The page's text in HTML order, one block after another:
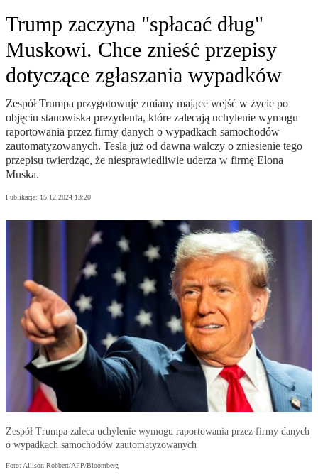
Trump zaczyna "spłacać dług"
Muskowi. Chce znieść przepisy
dotyczące zgłaszania wypadków
Zespół Trumpa przygotowuje zmiany mające wejść w życie po
objęciu stanowiska prezydenta, które zalecają uchylenie wymogu
raportowania przez firmy danych o wypadkach samochodów
zautomatyzowanych. Tesla już od dawna walczy o zniesienie tego
przepisu twierdząc, że niesprawiedliwie uderza w firmę Elona
Muska.
Publikacja: 15.12.2024 13:20
Zespół Trumpa zaleca uchylenie wymogu raportowania przez firmy danych
o wypadkach samochodów zautomatyzowanych
Foto: Allison Robbert/AFP/Bloomberg